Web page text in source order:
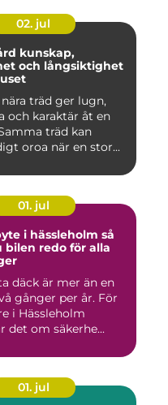
02. jul
och långsiktighet
träd ger lugn,
och karaktär åt en
träd kan
oroa när en stor...
01. jul
i hässleholm så
bilen redo för alla
däck är mer än en
gånger per år. För
i Hässleholm
det om säkerhe...
01. jul